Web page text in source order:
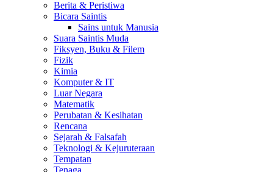
Berita & Peristiwa
Bicara Saintis
Sains untuk Manusia
Suara Saintis Muda
Fiksyen, Buku & Filem
Fizik
Kimia
Komputer & IT
Luar Negara
Matematik
Perubatan & Kesihatan
Rencana
Sejarah & Falsafah
Teknologi & Kejuruteraan
Tempatan
Tenaga